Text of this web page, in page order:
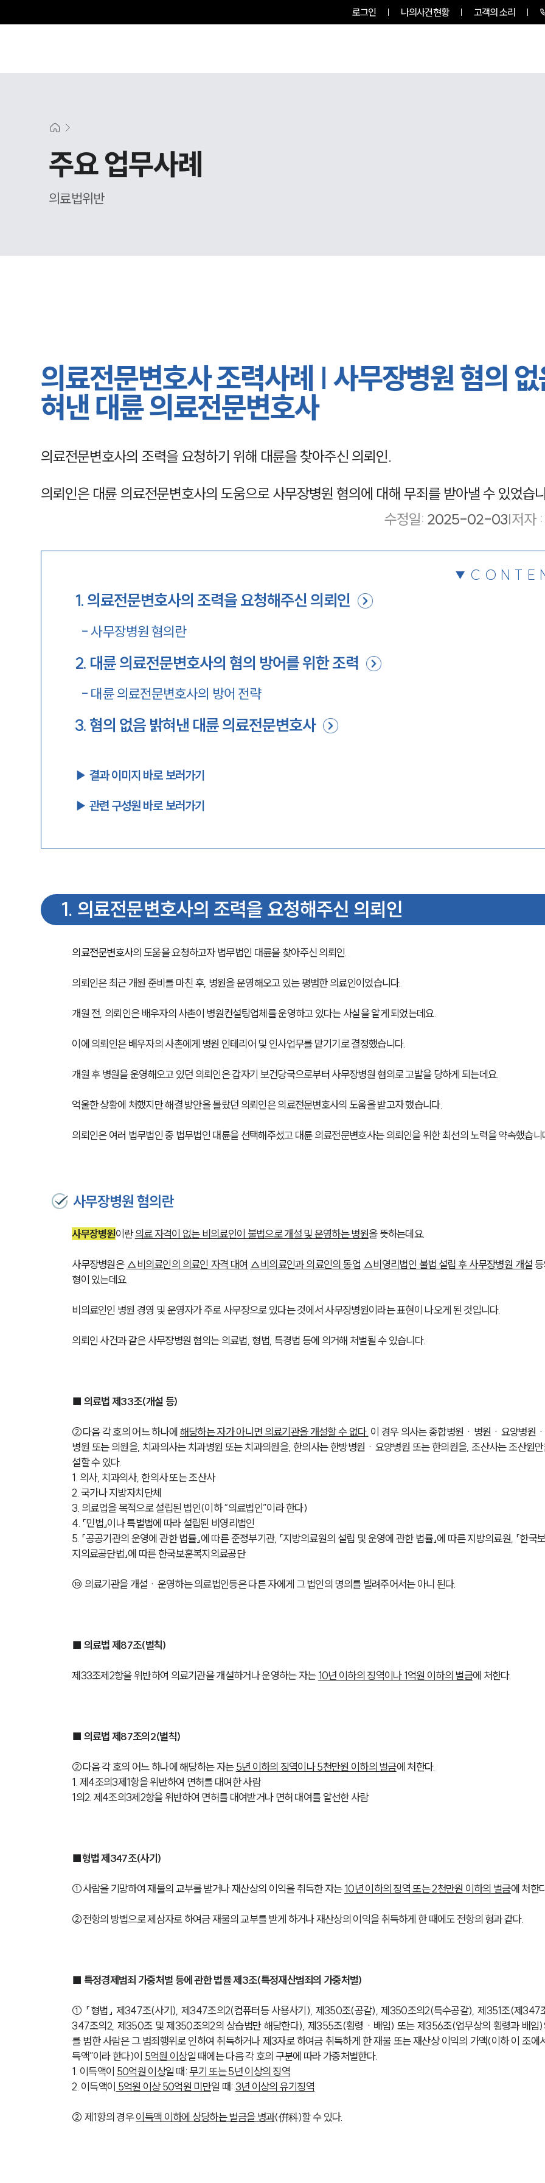
로그인 나의사건현황 고객의 소리
주요 업무사례
의료법위반
의료전문변호사 조력사례 | 사무장병원 혐의
혀낸 대륜 의료전문변호사
의료전문변호사의 조력을 요청하기 위해 대륜을 찾아주신 의뢰인.
의뢰인은 대륜 의료전문변호사의 도움으로 사무장병원 혐의에 대해 무죄를 받아낼 수 있었습
수정일: 2025-02-03|저자 :
1. 의료전문변호사의 조력을 요청해주신 의뢰인
-사무장병원 혐의란
2. 대륜 의료전문변호사의 혐의 방어를 위한 조력
- 대륜 의료전문변호사의 방어 전략
3. 혐의 없음 밝혀낸 대륜 의료전문변호사
▶︎ 결과 이미지 바로 보러가기
▶︎ 관련 구성원 바로 보러가기
1. 의료전문변호사의 조력을 요청해주신 의뢰인
의료전문변호사의 도움을 요청하고자 법무법인 대륜을 찾아주신 의뢰인.
의뢰인은 최근 개원 준비를 마친 후, 병원을 운영해오고 있는 평범한 의료인이었습니다.
개원 전, 의뢰인은 배우자의 사촌이 병원컨설팅업체를 운영하고 있다는 사실을 알게 되었는데요.
이에 의뢰인은 배우자의 사촌에게 병원 인테리어 및 인사업무를 맡기기로 결정했습니다.
개원 후 병원을 운영해오고 있던 의뢰인은 갑자기 보건당국으로부터 사무장병원 혐의로 고발을 당하게 되는데요.
억울한 상황에 처했지만 해결 방안을 몰랐던 의뢰인은 의료전문변호사의 도움을 받고자 했습니다.
의뢰인은 여러 법무법인 중 법무법인 대륜을 선택해주셨고 대륜 의료전문변호사는 의뢰인을 위한 최선의 노력을 약속했습니
사무장병원 혐의란
사무장병원이란 의료 자격이 없는 비의료인이 불법으로 개설 및 운영하는 병원을 뜻하는데요.
사무장병원은 △비의료인의 의료인 자격 대여 △비의료인과 의료인의 동업 △비영리법인 불법 설립 후 사무장병원 개설
형이 있는데요.
비의료인인 병원 경영 및 운영자가 주로 사무장으로 있다는 것에서 사무장병원이라는 표현이 나오게 된 것입니다.
의뢰인 사건과 같은 사무장병원 혐의는 의료법, 형법, 특경법 등에 의거해 처벌될 수 있습니다.
■ 의료법 제33조(개설 등)
②다음 각 호의 어느 하나에 해당하는 자가 아니면 의료기관을 개설할 수 없다. 이 경우 의사는 종합병원ㆍ병원ㆍ요양병원
병원 또는 의원을, 치과의사는 치과병원 또는 치과의원을, 한의사는 한방병원ㆍ요양병원 또는 한의원을, 조산사는 조산원
설할 수 있다.
1. 의사, 치과의사, 한의사 또는 조산사
2. 국가나 지방자치단체
3. 의료업을 목적으로 설립된 법인(이하 “의료법인”이라 한다)
4. 「민법」이나 특별법에 따라 설립된 비영리법인
5. 「공공기관의 운영에 관한 법률」에 따른 준정부기관, 「지방의료원의 설립 및 운영에 관한 법률」에 따른 지방의료원, 「한국
지의료공단법」에 따른 한국보훈복지의료공단
⑩ 의료기관을 개설ㆍ운영하는 의료법인등은 다른 자에게 그 법인의 명의를 빌려주어서는 아니 된다.
■ 의료법 제87조(벌칙)
제33조제2항을 위반하여 의료기관을 개설하거나 운영하는 자는 10년 이하의 징역이나 1억원 이하의 벌금에 처한다.
■ 의료법 제87조의2(벌칙)
②다음 각 호의 어느 하나에 해당하는 자는 5년 이하의 징역이나 5천만원 이하의 벌금에 처한다.
1. 제4조의3제1항을 위반하여 면허를 대여한 사람
1의2. 제4조의3제2항을 위반하여 면허를 대여받거나 면허 대여를 알선한 사람
■형법 제347조(사기)
①사람을 기망하여 재물의 교부를 받거나 재산상의 이익을 취득한 자는 10년 이하의 징역 또는 2천만원 이하의 벌금에 처한
②전항의 방법으로 제삼자로 하여금 재물의 교부를 받게 하거나 재산상의 이익을 취득하게 한 때에도 전항의 형과 같다.
■ 특정경제범죄 가중처벌 등에 관한 법률 제3조(특정재산범죄의 가중처벌)
① 「형법」 제347조(사기), 제347조의2(컴퓨터등 사용사기), 제350조(공갈), 제350조의2(특수공갈), 제351조(제347
347조의2, 제350조 및 제350조의2의 상습범만 해당한다), 제355조(횡령ㆍ배임) 또는 제356조(업무상의 횡령과 배임)
를 범한 사람은 그 범죄행위로 인하여 취득하거나 제3자로 하여금 취득하게 한 재물 또는 재산상 이익의 가액(이하 이 조에
득액”이라 한다)이 5억원 이상일 때에는 다음 각 호의 구분에 따라 가중처벌한다.
1. 이득액이 50억원 이상일 때: 무기 또는 5년 이상의 징역
2. 이득액이 5억원 이상 50억원 미만일 때: 3년 이상의 유기징역
② 제1항의 경우 이득액 이하에 상당하는 벌금을 병과(倂科)할 수 있다.